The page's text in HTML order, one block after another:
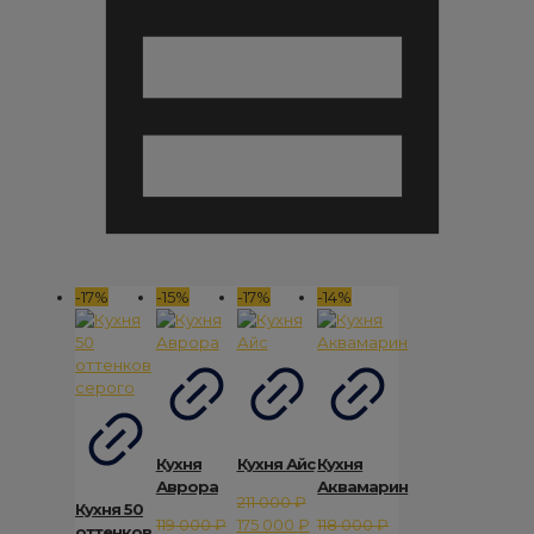
-17%
Кухня 50
-15%
Кухня
Аврора
119 000₽
-17%
Кухня Айс
211 000₽
Первоначальная
175 000 ₽Текущая
-14%
Кухня
Аквамарин
118 000₽